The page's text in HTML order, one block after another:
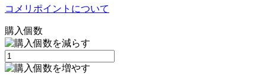
コメリポイントについて
購入個数